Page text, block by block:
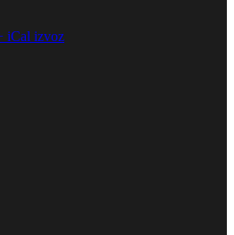
iCal izvoz